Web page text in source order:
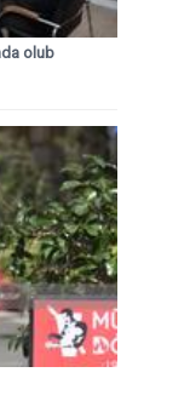
olub